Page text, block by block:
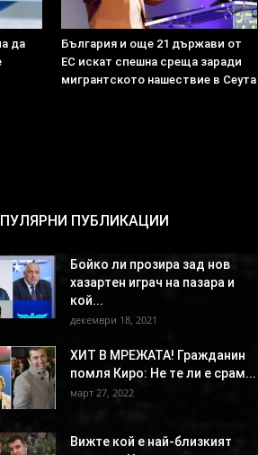
да
България и още 21 държави от
ЕС искат спешна среща заради
мигрантското нашествие в Сеута
ПУБЛИКАЦИИ
Бойко ли прозира зад нов
хазартен играч на пазара и
кой...
декември 18, 2021
ХИТ В МРЕЖАТА! Гражданин
помля Киро: Не те ли е срам...
март 27, 2022
Вижте кой е най-близкият